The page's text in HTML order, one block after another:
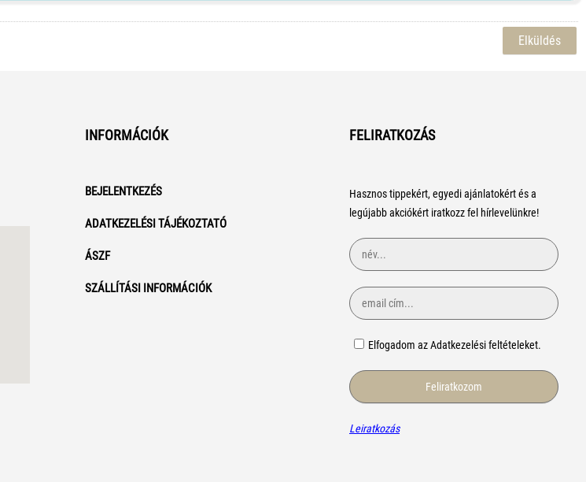
INFORMÁCIÓK
BEJELENTKEZÉS
ADATKEZELÉSI TÁJÉKOZTATÓ
ÁSZF
SZÁLLÍTÁSI INFORMÁCIÓK
FELIRATKOZÁS
Hasznos tippekért, egyedi ajánlatokért és a
legújabb akciókért iratkozz fel hírlevelünkre!
Elfogadom az Adatkezelési feltételeket.
Leiratkozás